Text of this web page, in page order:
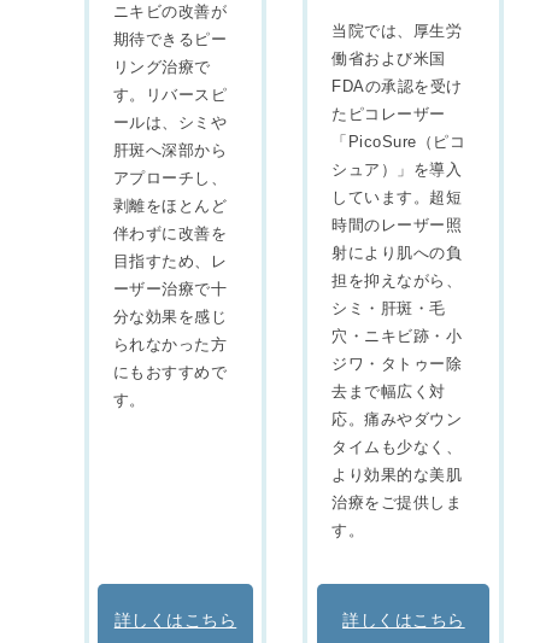
ニキビの改善が
期待できるピー
リング治療で
す。リバースピ
ールは、シミや
肝斑へ深部から
アプローチし、
剥離をほとんど
伴わずに改善を
目指すため、レ
ーザー治療で十
分な効果を感じ
られなかった方
にもおすすめで
す。
詳しくはこちら
当院では、厚生労
働省および米国
FDAの承認を受け
たピコレーザー
「PicoSure（ピコ
シュア）」を導入
しています。超短
時間のレーザー照
射により肌への負
担を抑えながら、
シミ・肝斑・毛
穴・ニキビ跡・小
ジワ・タトゥー除
去まで幅広く対
応。痛みやダウン
タイムも少なく、
より効果的な美肌
治療をご提供しま
す。
詳しくはこちら